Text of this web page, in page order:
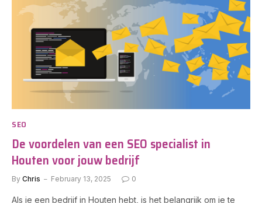
SEO
De voordelen van een SEO specialist in
Houten voor jouw bedrijf
By Chris February 13, 2025 0
Als je een bedrijf in Houten hebt, is het belangrijk om je te